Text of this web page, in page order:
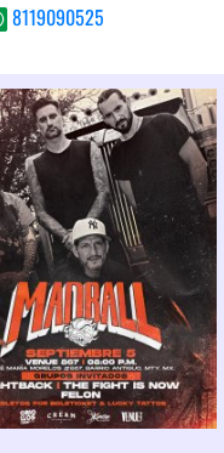
8119090525